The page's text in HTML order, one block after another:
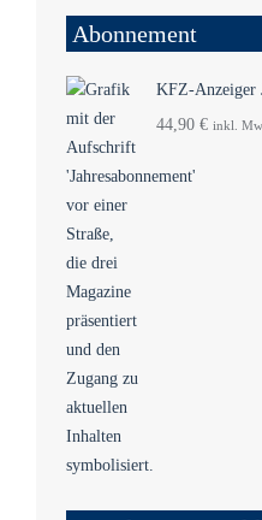
Abonnement
KFZ-Anzeiger
44,90 € inkl.